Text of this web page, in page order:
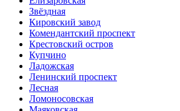
Звёздная
Кировский завод
Комендантский проспект
Крестовский остров
Купчино
Ладожская
Ленинский проспект
Лесная
Ломоносовская